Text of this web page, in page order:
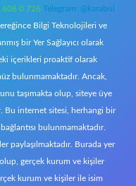
606 0 726 Telegram: @karabul
Bilgi Teknolojileri ve
bir Yer Sağlayıcı olarak
içerikleri proaktif olarak
bulunmamaktadır. Ancak,
taşımakta olup, siteye üye
Bu internet sitesi, herhangi bir
bulunmamaktadır.
paylaşılmaktadır. Burada yer
gerçek kurum ve kişiler
kurum ve kişiler ile isim